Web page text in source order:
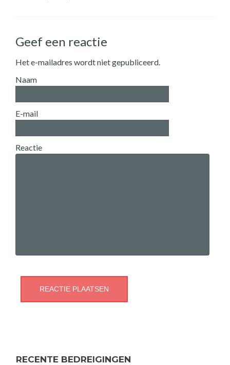
Geef een reactie
Het e-mailadres wordt niet gepubliceerd.
Naam
E-mail
Reactie
RECENTE BEDREIGINGEN